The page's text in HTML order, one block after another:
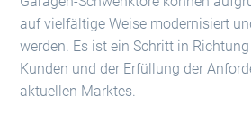
auf vielfältige Weise modernisiert
werden. Es ist ein Schritt in
Kunden und der Erfüllung der
aktuellen Marktes.